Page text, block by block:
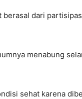
dari
menabung
sehat karena